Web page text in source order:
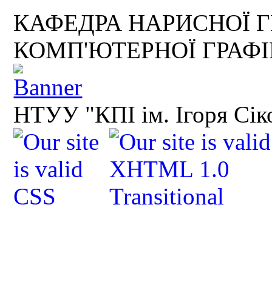
КАФЕДРА НАРИСНОЇ
КОМП'ЮТЕРНОЇ
НТУУ "КПІ ім. Ігоря